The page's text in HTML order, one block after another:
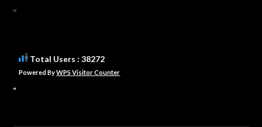
“
Total Users : 38272
Powered ByWPS Visitor Counter
“